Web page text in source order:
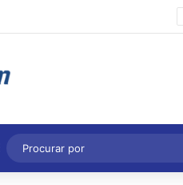
Lateral